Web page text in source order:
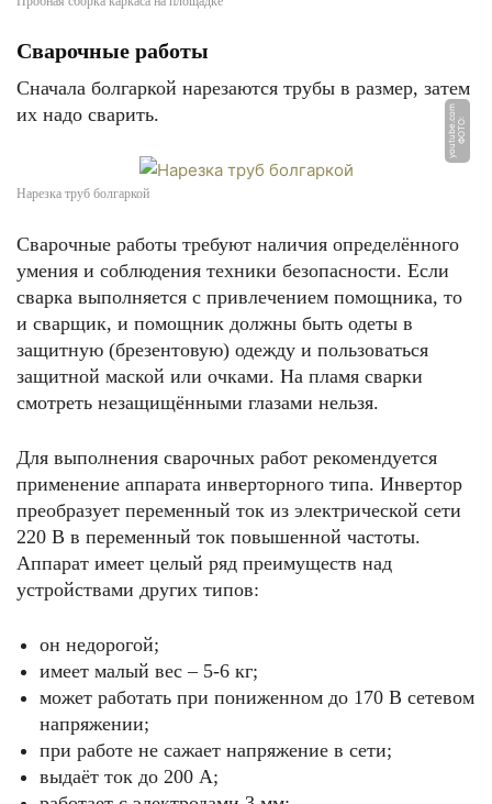
Сварочные работы
Сначала болгаркой нарезаются трубы в размер, затем
их надо сварить.
Ф
О
Т
О:
y
o
u
t
u
b
e.
c
o
m
Нарезка труб болгаркой
Сварочные работы требуют наличия определённого
умения и соблюдения техники безопасности. Если
сварка выполняется с привлечением помощника, то
и сварщик, и помощник должны быть одеты в
защитную (брезентовую) одежду и пользоваться
защитной маской или очками. На пламя сварки
смотреть незащищёнными глазами нельзя.
Для выполнения сварочных работ рекомендуется
применение аппарата инверторного типа. Инвертор
преобразует переменный ток из электрической сети
220 В в переменный ток повышенной частоты.
Аппарат имеет целый ряд преимуществ над
устройствами других типов:
он недорогой;
имеет малый вес – 5-6 кг;
может работать при пониженном до 170 В сетевом
напряжении;
при работе не сажает напряжение в сети;
выдаёт ток до 200 А;